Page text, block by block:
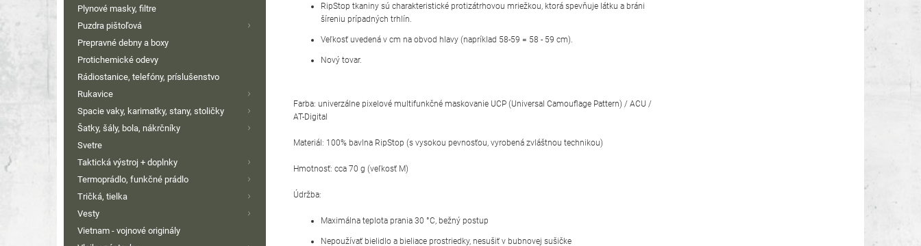
Plynové masky, filtre
Puzdra pištoľová
Prepravné debny a boxy
Protichemické odevy
Rádiostanice, telefóny, príslušenstvo
Rukavice
Spacie vaky, karimatky, stany, stoličky
Šatky, šály, bola, nákrčníky
Svetre
Taktická výstroj + doplnky
Termoprádlo, funkčné prádlo
Tričká, tielka
Vesty
Vietnam - vojnové originály
RipStop tkaniny sú charakteristické protizátrhovou mriežkou, ktorá spevňuje látku a bráni
šíreniu prípadných trhlín.
Veľkosť uvedená v cm na obvod hlavy (napríklad 58-59 = 58 - 59 cm).
Nový tovar.
Farba: univerzálne pixelové multifunkčné maskovanie UCP (Universal Camouflage Pattern) / ACU /
AT-Digital
Materiál: 100% bavlna RipStop (s vysokou pevnosťou, vyrobená zvláštnou technikou)
Hmotnosť: cca 70 g (veľkosť M)
Údržba:
Maximálna teplota prania 30 °C, bežný postup
Nepoužívať bielidlo a bieliace prostriedky, nesušiť v bubnovej sušičke